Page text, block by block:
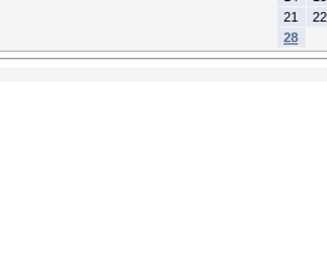
21
22
28